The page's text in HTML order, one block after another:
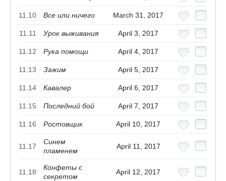
11.10 Все или ничего March 31, 2017
11.11 Урок выживания April 3, 2017
11.12 Рука помощи April 4, 2017
11.13 Зажим April 5, 2017
11.14 Кавалер April 6, 2017
11.15 Последний бой April 7, 2017
11.16 Ростовщик April 10, 2017
11.17
Синем
пламенем
April 11, 2017
11.18
Конфеты с
секретом
April 12, 2017